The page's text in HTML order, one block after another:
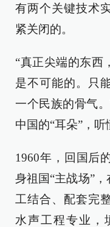
有两个关键技术
紧关闭的。
“真正尖端的东西
是不可能的。只
一个民族的骨气
中国的“耳朵”，听
1960年，回国后
身祖国“主战场”
工结合、配套完
水声工程专业，